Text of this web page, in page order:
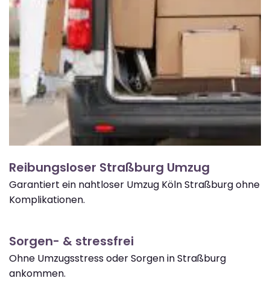
Reibungsloser Straßburg Umzug
Garantiert ein nahtloser Umzug Köln Straßburg ohne
Komplikationen.
Sorgen- & stressfrei
Ohne Umzugsstress oder Sorgen in Straßburg
ankommen.